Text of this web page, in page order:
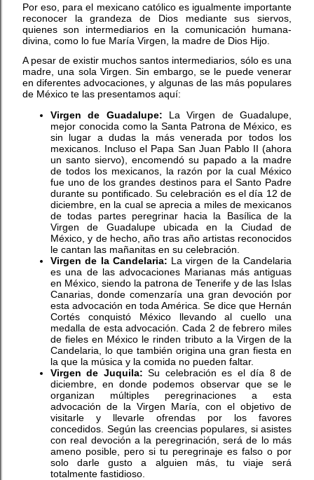
Por eso, para el mexicano católico es igualmente importante
reconocer la grandeza de Dios mediante sus siervos,
quienes son intermediarios en la comunicación humana-
divina, como lo fue María Virgen, la madre de Dios Hijo.
A pesar de existir muchos santos intermediarios, sólo es una
madre, una sola Virgen. Sin embargo, se le puede venerar
en diferentes advocaciones, y algunas de las más populares
de México te las presentamos aquí:
Virgen de Guadalupe: La Virgen de Guadalupe,
mejor conocida como la Santa Patrona de México, es
sin lugar a dudas la más venerada por todos los
mexicanos. Incluso el Papa San Juan Pablo II (ahora
un santo siervo), encomendó su papado a la madre
de todos los mexicanos, la razón por la cual México
fue uno de los grandes destinos para el Santo Padre
durante su pontificado. Su celebración es el día 12 de
diciembre, en la cual se aprecia a miles de mexicanos
de todas partes peregrinar hacia la Basílica de la
Virgen de Guadalupe ubicada en la Ciudad de
México, y de hecho, año tras año artistas reconocidos
le cantan las mañanitas en su celebración.
Virgen de la Candelaria: La virgen de la Candelaria
es una de las advocaciones Marianas más antiguas
en México, siendo la patrona de Tenerife y de las Islas
Canarias, donde comenzaría una gran devoción por
esta advocación en toda América. Se dice que Hernán
Cortés conquistó México llevando al cuello una
medalla de esta advocación. Cada 2 de febrero miles
de fieles en México le rinden tributo a la Virgen de la
Candelaria, lo que también origina una gran fiesta en
la que la música y la comida no pueden faltar.
Virgen de Juquila:Su celebración es el día 8 de
diciembre, en donde podemos observar que se le
organizan múltiples peregrinaciones a esta
advocación de la Virgen María, con el objetivo de
visitarle y llevarle ofrendas por los favores
concedidos. Según las creencias populares, si asistes
con real devoción a la peregrinación, será de lo más
ameno posible, pero si tu peregrinaje es falso o por
solo darle gusto a alguien más, tu viaje será
totalmente fastidioso.